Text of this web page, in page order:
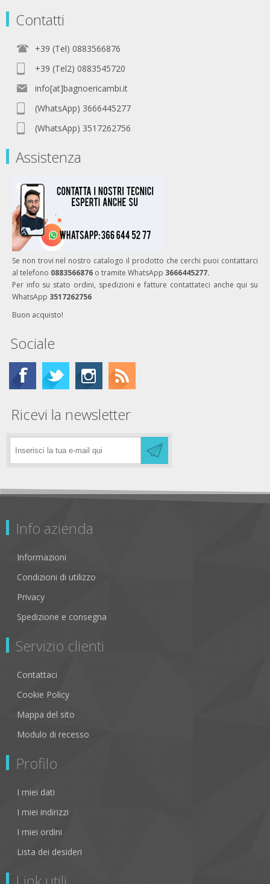
Contatti
+39 (Tel) 0883566876
+39 (Tel2) 0883545720
info[at]bagnoericambi.it
(WhatsApp) 3666445277
(WhatsApp) 3517262756
Assistenza
Se non trovi nel nostro catalogo il prodotto che cerchi puoi contattarci
al telefono 0883566876 o tramite WhatsApp 3666445277.
Per info su stato ordini, spedizioni e fatture contattateci anche qui su
WhatsApp 3517262756
Buon acquisto!
Sociale
Ricevi la newsletter
Info azienda
Informazioni
Condizioni di utilizzo
Privacy
Spedizione e consegna
Servizio clienti
Contattaci
Cookie Policy
Mappa del sito
Modulo di recesso
Profilo
I miei dati
I miei indirizzi
I miei ordini
Lista dei desideri